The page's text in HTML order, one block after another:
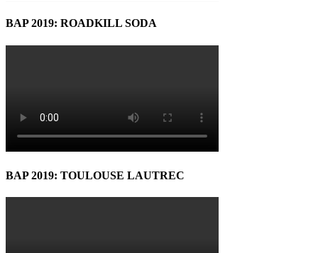
BAP 2019: ROADKILL SODA
BAP 2019: TOULOUSE LAUTREC